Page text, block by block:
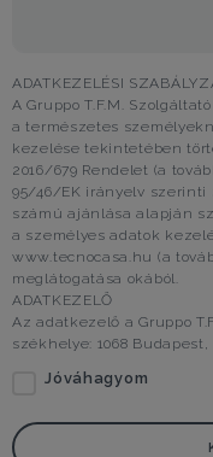
ADATKEZELÉSI
A Gruppo T.F.M.
a természetes
kezelése tekintetében
2016/679 Rendelet (a
95/46/EK irányelv szerinti
számú ajánlása alapján
a személyes adatok
www.tecnocasa.hu (a
meglátogatása okából.
ADATKEZELŐ
Az adatkezelő a Gruppo
székhelye: 1068
Jóváhagyom